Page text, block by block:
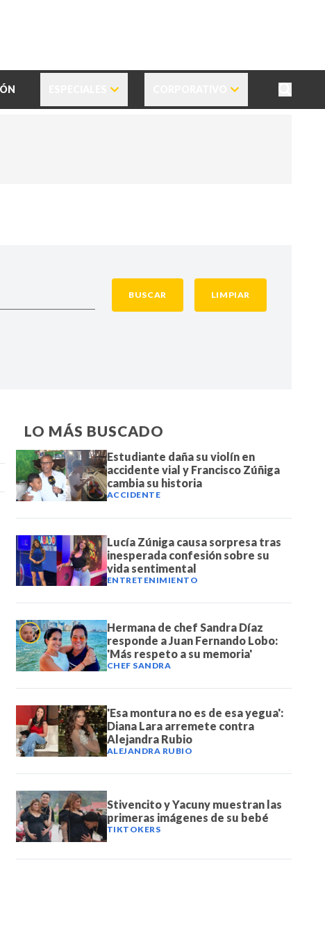
BUSCAR LIMPIAR
LO MÁS BUSCADO
Estudiante daña su violín en
accidente vial y Francisco Zúñiga
cambia su historia
ACCIDENTE
Lucía Zúniga causa sorpresa tras
inesperada confesión sobre su
vida sentimental
ENTRETENIMIENTO
Hermana de chef Sandra Díaz
responde a Juan Fernando Lobo:
'Más respeto a su memoria'
CHEF SANDRA
'Esa montura no es de esa yegua':
Diana Lara arremete contra
Alejandra Rubio
ALEJANDRA RUBIO
Stivencito y Yacuny muestran las
primeras imágenes de su bebé
TIKTOKERS